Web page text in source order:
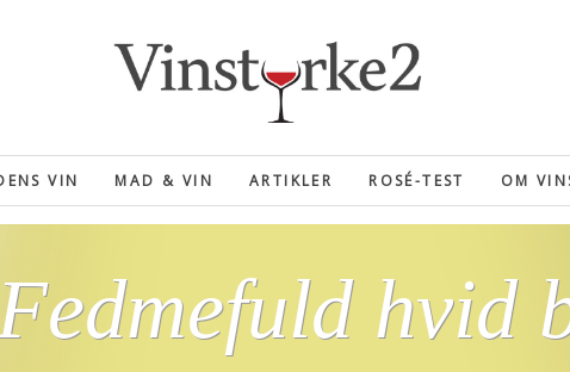
VIN MAD & VIN ARTIKLER ROSÉ-TEST OM
hvid